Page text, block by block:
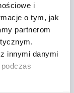
i
o tym, jak
partnerom
innymi danymi